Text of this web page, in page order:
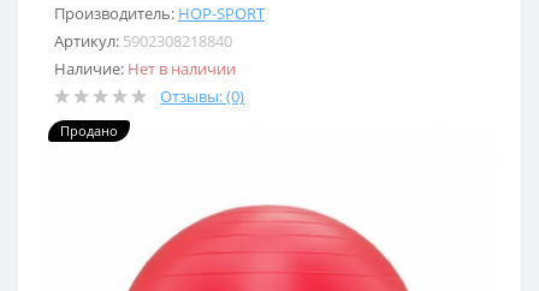
Производитель: HOP-SPORT
Артикул: 5902308218840
Наличие: Нет в наличии
Отзывы: (0)
Продано